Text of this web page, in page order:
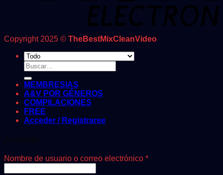
Copyright 2025 © TheBestMixCleanVideo
Buscar
por:
MEMBRESIAS
A&V POR GÉNEROS
COMPILACIONES
FREE
Acceder / Registrarse
Nombre de usuario o correo electrónico *Obligatorio